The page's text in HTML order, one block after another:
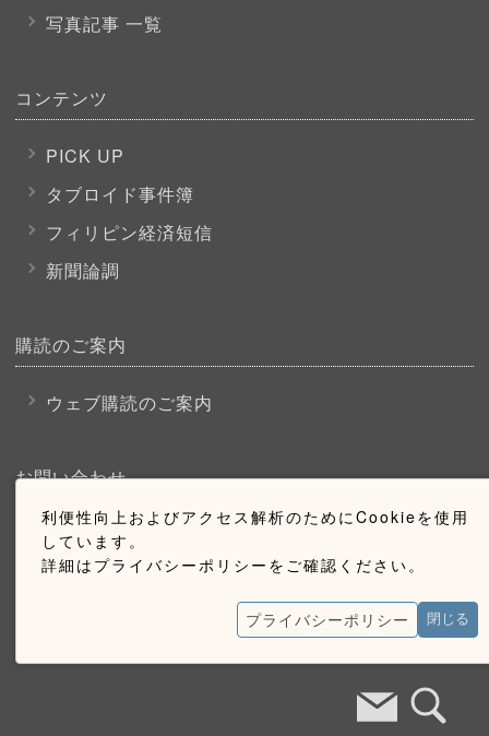
利便性向上およびアクセス解析のためにCookieを使用
しています。
詳細はプライバシーポリシーをご確認ください。
プライバシーポリシー 閉じる
写真記事 一覧
コンテンツ
PICK UP
タブロイド事件簿
フィリピン経済短信
新聞論調
購読のご案内
ウェブ購読のご案内
お問い合わせ
採用情報
お問い合わせ